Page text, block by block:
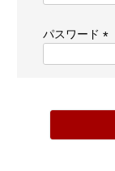
パスワード